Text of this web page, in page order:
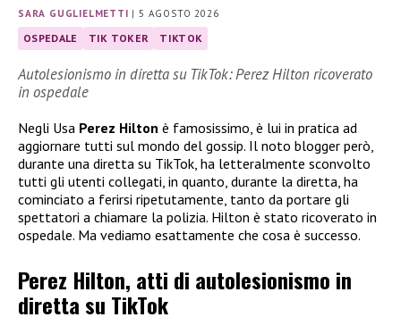
SARA GUGLIELMETTI |5 AGOSTO 2026
OSPEDALE TIK TOKER TIKTOK
Autolesionismo in diretta su TikTok: Perez Hilton ricoverato
in ospedale
Negli Usa Perez Hilton è famosissimo, è lui in pratica ad
aggiornare tutti sul mondo del gossip. Il noto blogger però,
durante una diretta su TikTok, ha letteralmente sconvolto
tutti gli utenti collegati, in quanto, durante la diretta, ha
cominciato a ferirsi ripetutamente, tanto da portare gli
spettatori a chiamare la polizia. Hilton è stato ricoverato in
ospedale. Ma vediamo esattamente che cosa è successo.
Perez Hilton, atti di autolesionismo in
diretta su TikTok